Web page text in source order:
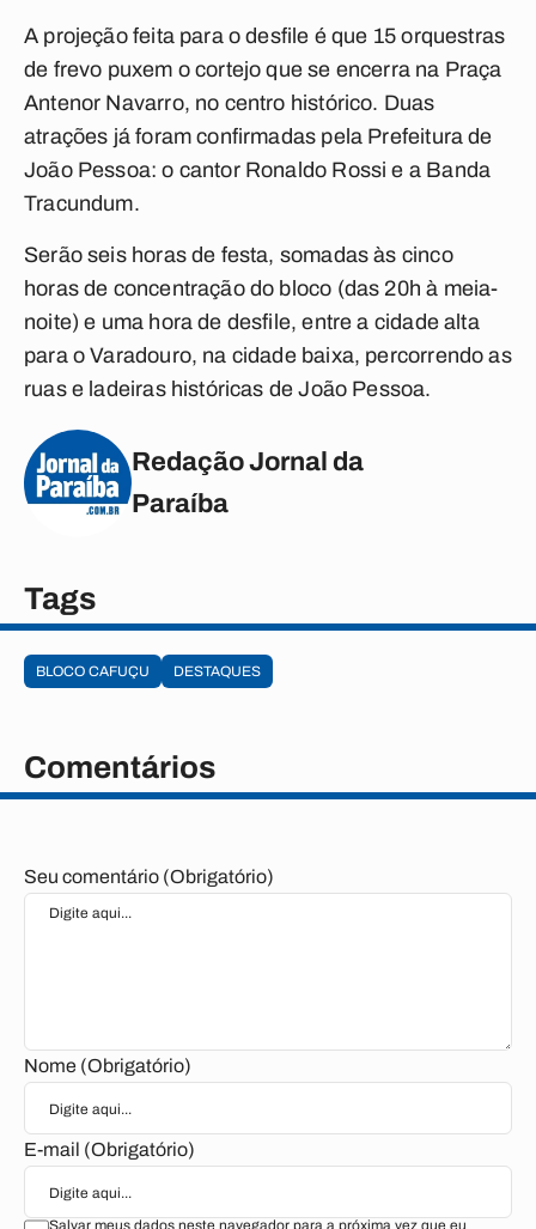
A projeção feita para o desfile é que 15 orquestras
de frevo puxem o cortejo que se encerra na Praça
Antenor Navarro, no centro histórico. Duas
atrações já foram confirmadas pela Prefeitura de
João Pessoa: o cantor Ronaldo Rossi e a Banda
Tracundum.
Serão seis horas de festa, somadas às cinco
horas de concentração do bloco (das 20h à meia-
noite) e uma hora de desfile, entre a cidade alta
para o Varadouro, na cidade baixa, percorrendo as
ruas e ladeiras históricas de João Pessoa.
Redação Jornal da
Paraíba
Tags
BLOCO CAFUÇU DESTAQUES
Comentários
Seu comentário (Obrigatório)
Nome (Obrigatório)
E-mail (Obrigatório)
Salvar meus dados neste navegador para a próxima vez que eu